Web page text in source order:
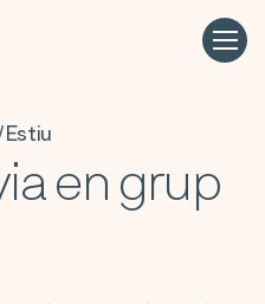
en grup